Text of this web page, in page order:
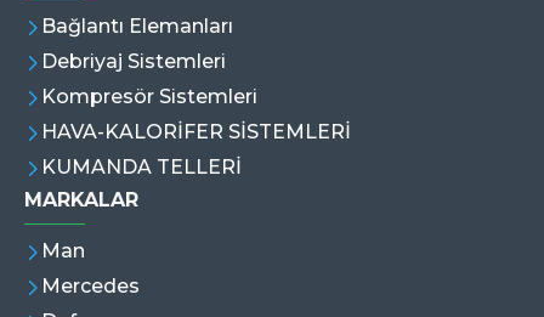
Bağlantı Elemanları
Debriyaj Sistemleri
Kompresör Sistemleri
HAVA-KALORİFER SİSTEMLERİ
KUMANDA TELLERİ
MARKALAR
Man
Mercedes